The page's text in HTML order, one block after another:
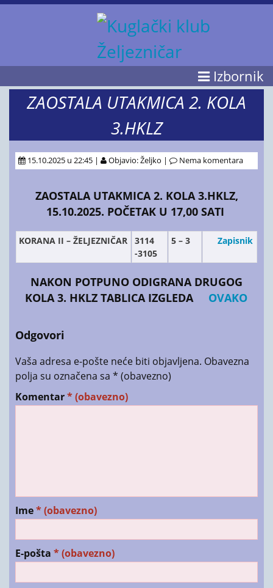
Izbornik
ZAOSTALA UTAKMICA 2. KOLA
3.HKLZ
15.10.2025 u 22:45 | Objavio: Željko | Nema komentara
ZAOSTALA UTAKMICA 2. KOLA 3.HKLZ,
15.10.2025. POČETAK U 17,00 SATI
KORANA II – ŽELJEZNIČAR
3114
-3105
5 – 3 Zapisnik
NAKON POTPUNO ODIGRANA DRUGOG
KOLA 3. HKLZ TABLICA IZGLEDA
OVAKO
Odgovori
Vaša adresa e-pošte neće biti objavljena. Obavezna
polja su označena sa * (obavezno)
Komentar* (obavezno)
Ime* (obavezno)
E-pošta * (obavezno)